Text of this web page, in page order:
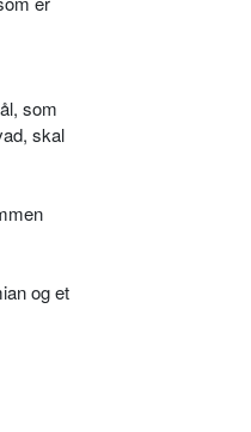
som
skal
og et